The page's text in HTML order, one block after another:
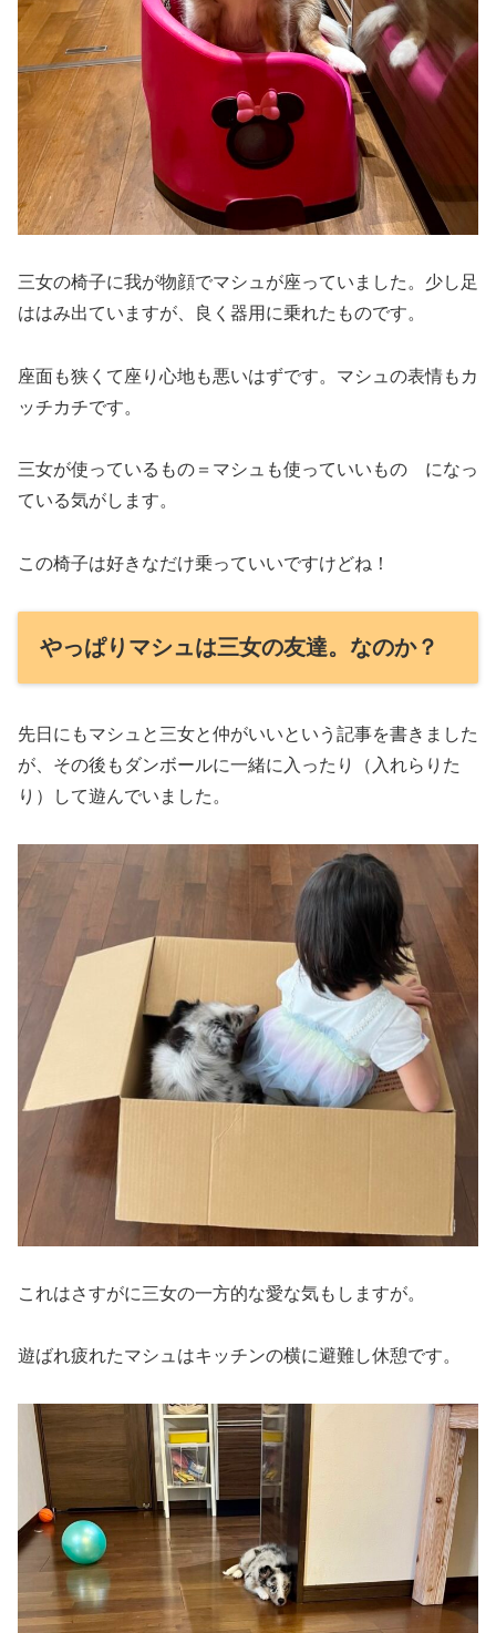
三女の椅子に我が物顔でマシュが座っていました。少し足
ははみ出ていますが、良く器用に乗れたものです。
座面も狭くて座り心地も悪いはずです。マシュの表情もカ
ッチカチです。
三女が使っているもの＝マシュも使っていいもの になっ
ている気がします。
この椅子は好きなだけ乗っていいですけどね！
やっぱりマシュは三女の友達。なのか？
先日にもマシュと三女と仲がいいという記事を書きました
が、その後もダンボールに一緒に入ったり（入れらりた
り）して遊んでいました。
これはさすがに三女の一方的な愛な気もしますが。
遊ばれ疲れたマシュはキッチンの横に避難し休憩です。